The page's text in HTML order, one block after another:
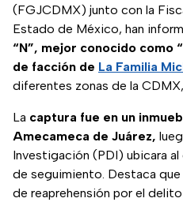
(FGJCDMX) junto con la
Estado de México, han
“N”, mejor conocido como
de facción de La Familia
diferentes zonas de la
La captura fue en un
Amecameca de Juárez,
Investigación (PDI) ubicara
de seguimiento. Destaca que
de reaprehensión por el